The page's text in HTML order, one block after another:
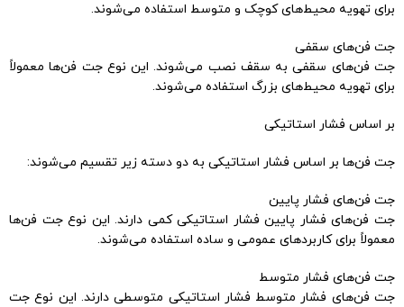
برای تهویه محیط‌های کوچک و متوسط استفاده می‌شوند.
جت فن‌های سقفی
جت فن‌های سقفی به سقف نصب می‌شوند. این نوع جت فن‌ها معمولاً
برای تهویه محیط‌های بزرگ استفاده می‌شوند.
بر اساس فشار استاتیکی
جت فن‌ها بر اساس فشار استاتیکی به دو دسته زیر تقسیم می‌شوند:
جت فن‌های فشار پایین
جت فن‌های فشار پایین فشار استاتیکی کمی دارند. این نوع جت فن‌ها
معمولاً برای کاربردهای عمومی و ساده استفاده می‌شوند.
جت فن‌های فشار متوسط
جت فن‌های فشار متوسط فشار استاتیکی متوسطی دارند. این نوع جت